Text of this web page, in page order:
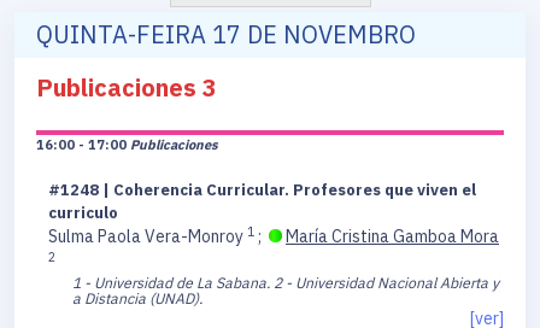
QUINTA-FEIRA 17 DE NOVEMBRO
Publicaciones 3
16:00 - 17:00 Publicaciones
#1248 | Coherencia Curricular. Profesores que viven el
curriculo
Sulma Paola Vera-Monroy 1 ; María Cristina Gamboa Mora
2
1 - Universidad de La Sabana. 2 - Universidad Nacional Abierta y
a Distancia (UNAD).
[ver]